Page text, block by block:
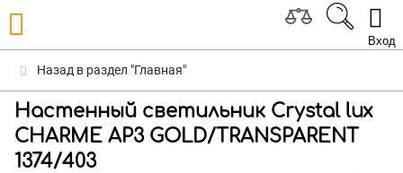
Вход
Назад в раздел "Главная"
Настенный светильник Crystal lux
CHARME AP3 GOLD/TRANSPARENT
1374/403